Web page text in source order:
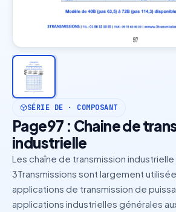
SÉRIE DE · COMPOSANT
Page97 : Chaine de
industrielle
Les chaîne de transmission industrielle
3Transmissions sont largement
applications de transmission de
applications industrielles générales